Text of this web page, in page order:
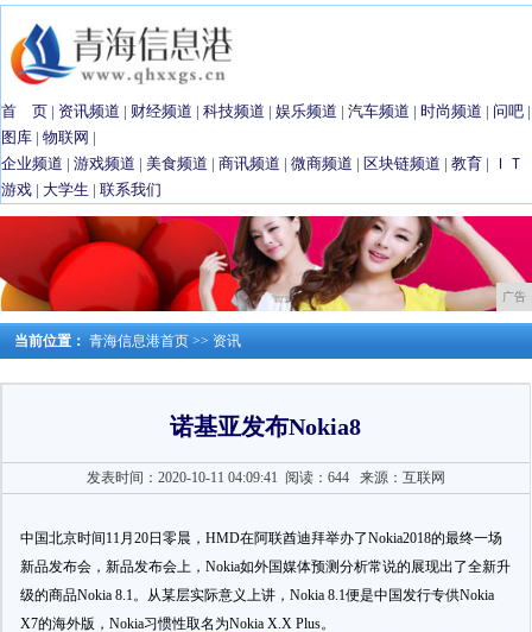
首 页 | 资讯频道 | 财经频道 | 科技频道 | 娱乐频道 | 汽车频道 | 时尚频道 | 问吧 |
图库 | 物联网 |
企业频道 | 游戏频道 | 美食频道 | 商讯频道 | 微商频道 | 区块链频道 | 教育 |
ＩＴ
游戏 | 大学生 | 联系我们
广告
当前位置： 青海信息港首页 >> 资讯
诺基亚发布Nokia8
发表时间：2020-10-11 04:09:41 阅读：644来源：互联网
中国北京时间11月20日零晨，HMD在阿联酋迪拜举办了Nokia2018的最终一场
新品发布会，新品发布会上，Nokia如外国媒体预测分析常说的展现出了全新升
级的商品Nokia 8.1。从某层实际意义上讲，Nokia 8.1便是中国发行专供Nokia
X7的海外版，Nokia习惯性取名为Nokia X.X Plus。